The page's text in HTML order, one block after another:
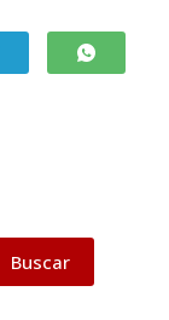
Buscar